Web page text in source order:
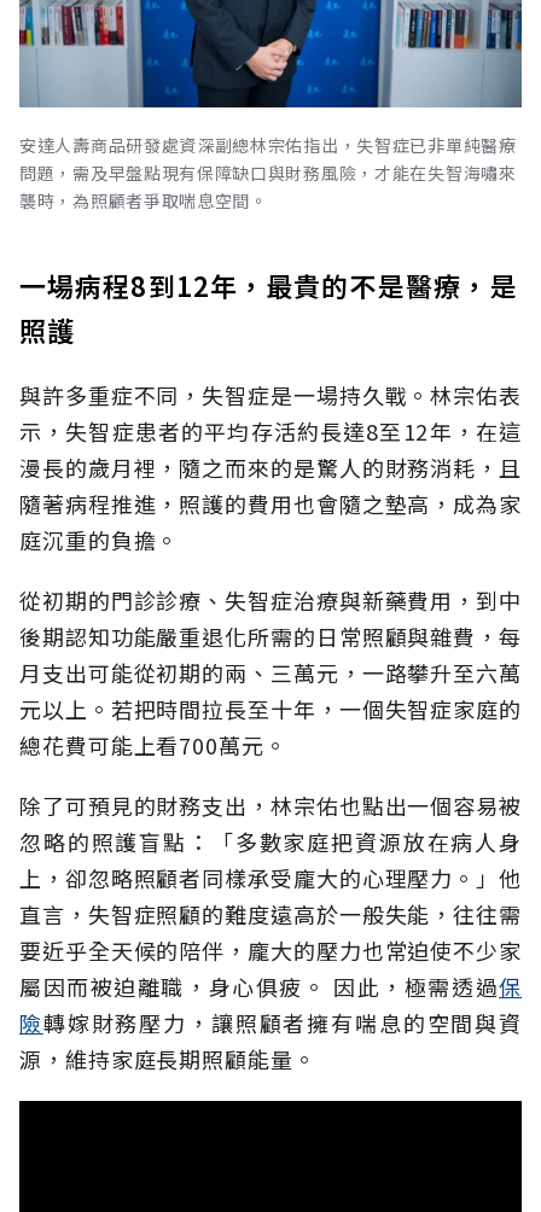
安達人壽商品研發處資深副總林宗佑指出，失智症已非單純醫療
問題，需及早盤點現有保障缺口與財務風險，才能在失智海嘯來
襲時，為照顧者爭取喘息空間。
一場病程8到12年，最貴的不是醫療，是
照護
與許多重症不同，失智症是一場持久戰。林宗佑表
示，失智症患者的平均存活約長達8至12年，在這
漫長的歲月裡，隨之而來的是驚人的財務消耗，且
隨著病程推進，照護的費用也會隨之墊高，成為家
庭沉重的負擔。
從初期的門診診療、失智症治療與新藥費用，到中
後期認知功能嚴重退化所需的日常照顧與雜費，每
月支出可能從初期的兩、三萬元，一路攀升至六萬
元以上。若把時間拉長至十年，一個失智症家庭的
總花費可能上看700萬元。
除了可預見的財務支出，林宗佑也點出一個容易被
忽略的照護盲點：「多數家庭把資源放在病人身
上，卻忽略照顧者同樣承受龐大的心理壓力。」他
直言，失智症照顧的難度遠高於一般失能，往往需
要近乎全天候的陪伴，龐大的壓力也常迫使不少家
屬因而被迫離職，身心俱疲。 因此，極需透過保
險轉嫁財務壓力，讓照顧者擁有喘息的空間與資
源，維持家庭長期照顧能量。